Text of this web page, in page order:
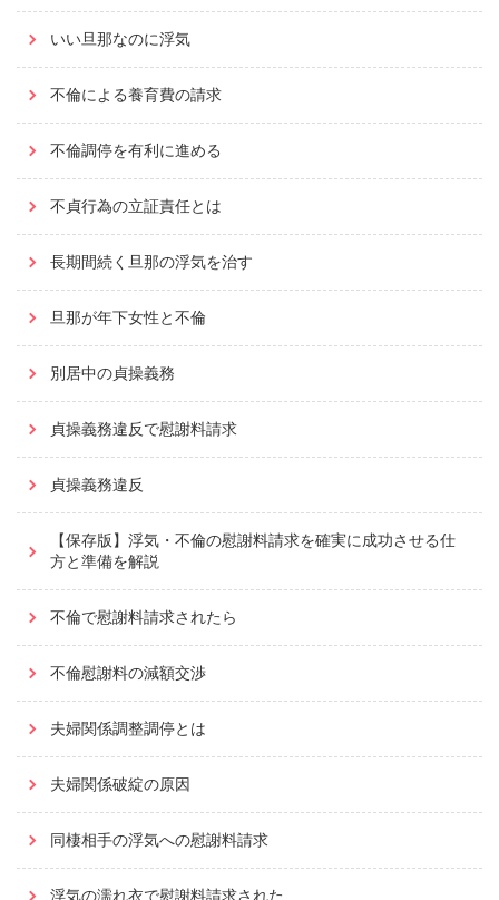
いい旦那なのに浮気
不倫による養育費の請求
不倫調停を有利に進める
不貞行為の立証責任とは
長期間続く旦那の浮気を治す
旦那が年下女性と不倫
別居中の貞操義務
貞操義務違反で慰謝料請求
貞操義務違反
【保存版】浮気・不倫の慰謝料請求を確実に成功させる仕
方と準備を解説
不倫で慰謝料請求されたら
不倫慰謝料の減額交渉
夫婦関係調整調停とは
夫婦関係破綻の原因
同棲相手の浮気への慰謝料請求
浮気の濡れ衣で慰謝料請求された